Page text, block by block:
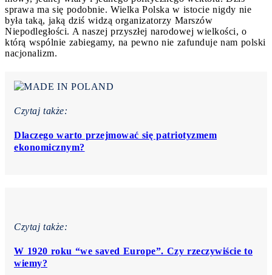
sprawa ma się podobnie. Wielka Polska w istocie nigdy nie
była taką, jaką dziś widzą organizatorzy Marszów
Niepodległości. A naszej przyszłej narodowej wielkości, o
którą wspólnie zabiegamy, na pewno nie zafunduje nam polski
nacjonalizm.
Czytaj także:
Dlaczego warto przejmować się patriotyzmem
ekonomicznym?
Czytaj także:
W 1920 roku “we saved Europe”. Czy rzeczywiście to
wiemy?